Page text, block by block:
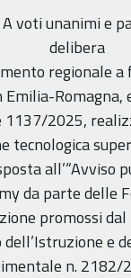
A voti unanimi e
delibera
regionale
Emilia-
2025,
tecnologica
all’“Avviso
da parte delle
promossi
e
n. 2182/